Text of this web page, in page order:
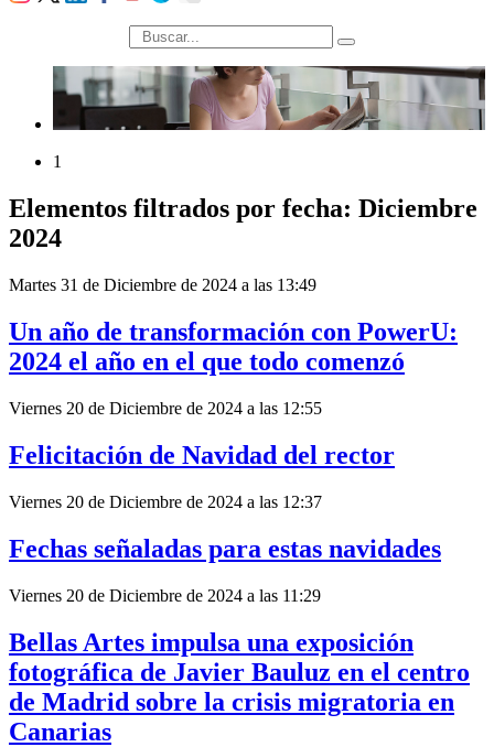
búsqueda
1
Elementos filtrados por fecha: Diciembre
2024
Martes 31 de Diciembre de 2024 a las 13:49
Un año de transformación con PowerU:
2024 el año en el que todo comenzó
Viernes 20 de Diciembre de 2024 a las 12:55
Felicitación de Navidad del rector
Viernes 20 de Diciembre de 2024 a las 12:37
Fechas señaladas para estas navidades
Viernes 20 de Diciembre de 2024 a las 11:29
Bellas Artes impulsa una exposición
fotográfica de Javier Bauluz en el centro
de Madrid sobre la crisis migratoria en
Canarias